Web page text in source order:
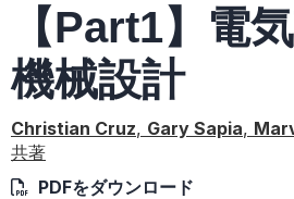
【Part1】電
機械設計
Christian Cruz, Gary Sapia,
共著
PDFをダウンロード